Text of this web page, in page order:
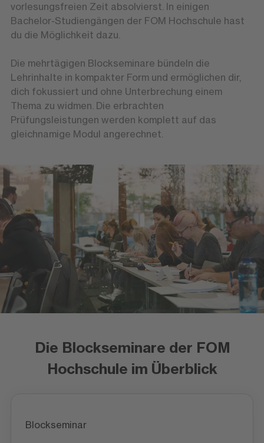
vorlesungsfreien Zeit absolvierst. In einigen
Bachelor-Studiengängen der FOM Hochschule hast
du die Möglichkeit dazu.
Die mehrtägigen Blockseminare bündeln die
Lehrinhalte in kompakter Form und ermöglichen dir,
dich fokussiert und ohne Unterbrechung einem
Thema zu widmen. Die erbrachten
Prüfungsleistungen werden komplett auf das
gleichnamige Modul angerechnet.
Die Blockseminare der FOM
Hochschule im Überblick
Blockseminar